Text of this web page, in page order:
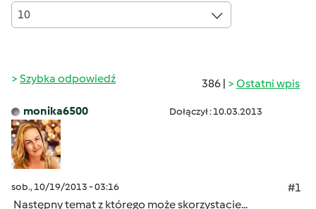
10
386 | Ostatni wpis
Szybka odpowiedź
monika6500 Dołączył : 10.03.2013
sob., 10/19/2013 - 03:16
#1
Następny temat z którego może skorzystacie...